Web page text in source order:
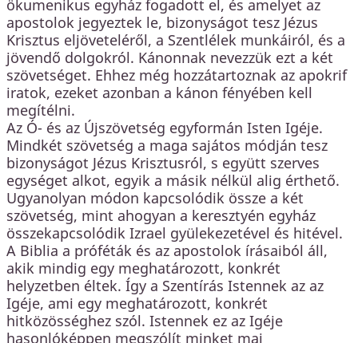
ökumenikus egyház fogadott el, és amelyet az
apostolok jegyeztek le, bizonyságot tesz Jézus
Krisztus eljöveteléről, a Szentlélek munkáiról, és a
jövendő dolgokról. Kánonnak nevezzük ezt a két
szövetséget. Ehhez még hozzátartoznak az apokrif
iratok, ezeket azonban a kánon fényében kell
megítélni.
Az Ó- és az Újszövetség egyformán Isten Igéje.
Mindkét szövetség a maga sajátos módján tesz
bizonyságot Jézus Krisztusról, s együtt szerves
egységet alkot, egyik a másik nélkül alig érthető.
Ugyanolyan módon kapcsolódik össze a két
szövetség, mint ahogyan a keresztyén egyház
összekapcsolódik Izrael gyülekezetével és hitével.
A Biblia a próféták és az apostolok írásaiból áll,
akik mindig egy meghatározott, konkrét
helyzetben éltek. Így a Szentírás Istennek az az
Igéje, ami egy meghatározott, konkrét
hitközösséghez szól. Istennek ez az Igéje
hasonlóképpen megszólít minket mai